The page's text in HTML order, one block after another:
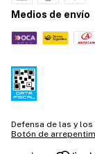
Medios de envío
Defensa de las y
Botón de